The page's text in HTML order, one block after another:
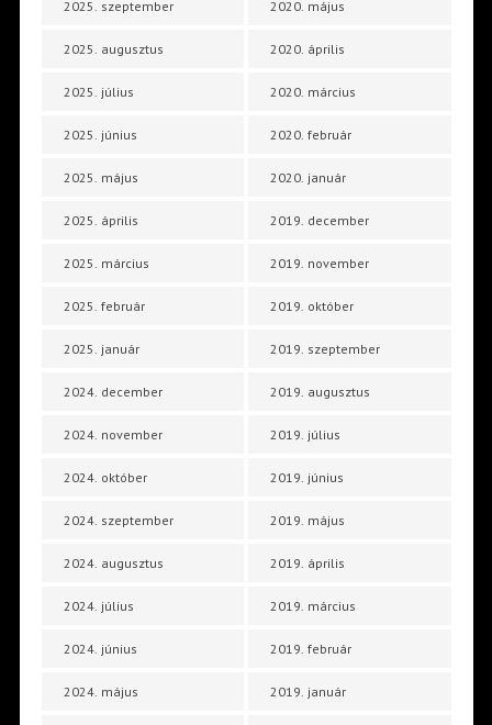
2025. szeptember
2025. augusztus
2025. július
2025. június
2025. május
2025. április
2025. március
2025. február
2025. január
2024. december
2024. november
2024. október
2024. szeptember
2024. augusztus
2024. július
2024. június
2024. május
2020. május
2020. április
2020. március
2020. február
2020. január
2019. december
2019. november
2019. október
2019. szeptember
2019. augusztus
2019. július
2019. június
2019. május
2019. április
2019. március
2019. február
2019. január